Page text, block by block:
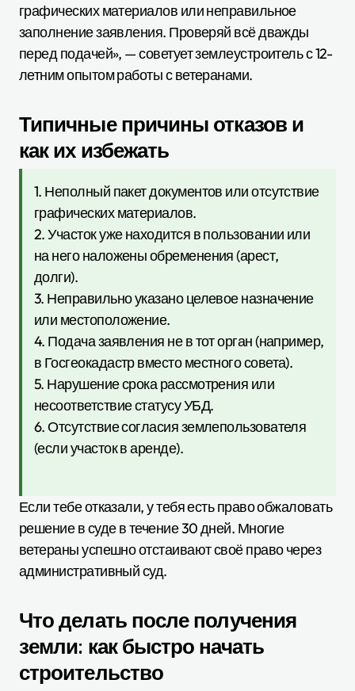
графических материалов или неправильное
заполнение заявления. Проверяй всё дважды
перед подачей», — советует землеустроитель с 12-
летним опытом работы с ветеранами.
Типичные причины отказов и
как их избежать
1. Неполный пакет документов или отсутствие
графических материалов.
2. Участок уже находится в пользовании или
на него наложены обременения (арест,
долги).
3. Неправильно указано целевое назначение
или местоположение.
4. Подача заявления не в тот орган (например,
в Госгеокадастр вместо местного совета).
5. Нарушение срока рассмотрения или
несоответствие статусу УБД.
6. Отсутствие согласия землепользователя
(если участок в аренде).
Если тебе отказали, у тебя есть право обжаловать
решение в суде в течение 30 дней. Многие
ветераны успешно отстаивают своё право через
административный суд.
Что делать после получения
земли: как быстро начать
строительство